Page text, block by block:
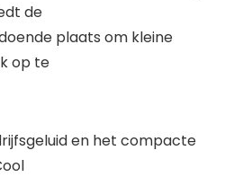
de
plaats om kleine
op te
en het compacte